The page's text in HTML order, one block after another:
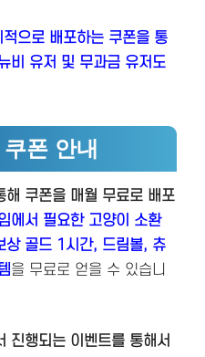
으로 배포하는 쿠폰을 통
비 유저 및 무과금 유저도
폰 안내
해 쿠폰을 매월 무료로 배포
에서 필요한 고양이 소환
상 골드 1시간, 드림볼, 츄
을 무료로 얻을 수 있습니
진행되는 이벤트를 통해서